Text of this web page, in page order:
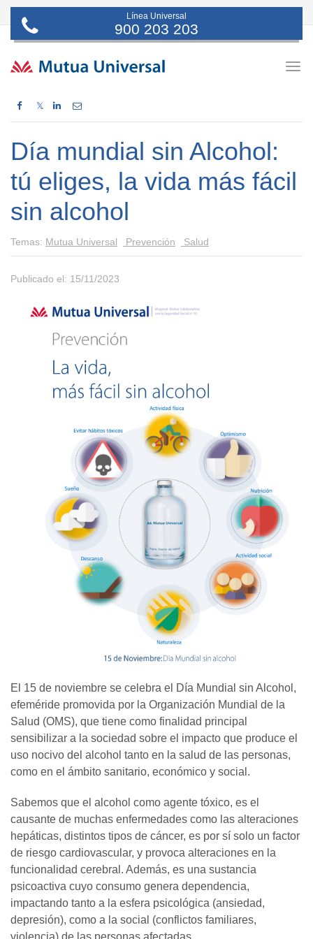
Línea Universal
900 203 203
𝕏
Día mundial sin Alcohol:
tú eliges, la vida más fácil
sin alcohol
Temas: Mutua Universal Prevención Salud
Publicado el: 15/11/2023
El 15 de noviembre se celebra el Día Mundial sin Alcohol,
efeméride promovida por la Organización Mundial de la
Salud (OMS), que tiene como finalidad principal
sensibilizar a la sociedad sobre el impacto que produce el
uso nocivo del alcohol tanto en la salud de las personas,
como en el ámbito sanitario, económico y social.
Sabemos que el alcohol como agente tóxico, es el
causante de muchas enfermedades como las alteraciones
hepáticas, distintos tipos de cáncer, es por sí solo un factor
de riesgo cardiovascular, y provoca alteraciones en la
funcionalidad cerebral. Además, es una sustancia
psicoactiva cuyo consumo genera dependencia,
impactando tanto a la esfera psicológica (ansiedad,
depresión), como a la social (conflictos familiares,
violencia) de las personas afectadas.